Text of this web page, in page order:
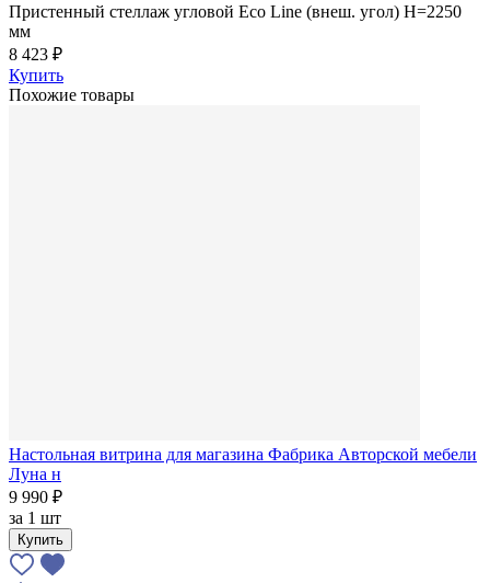
Пристенный стеллаж угловой Eco Line (внеш. угол) H=2250
мм
8 423 ₽
Купить
Похожие товары
Настольная витрина для магазина Фабрика Авторской мебели
Луна н
9 990 ₽
за 1 шт
Купить